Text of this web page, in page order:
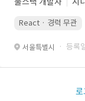
React · 경력 무관
서울특별시 · 등록
로